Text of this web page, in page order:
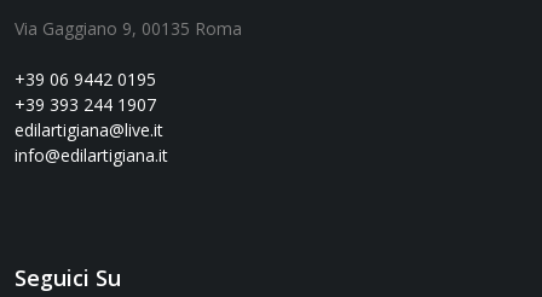
Via Gaggiano 9, 00135 Roma
+39 06 9442 0195
+39 393 244 1907
edilartigiana@live.it
info@edilartigiana.it
Seguici Su